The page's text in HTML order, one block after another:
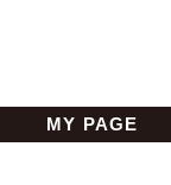
MY PAGE